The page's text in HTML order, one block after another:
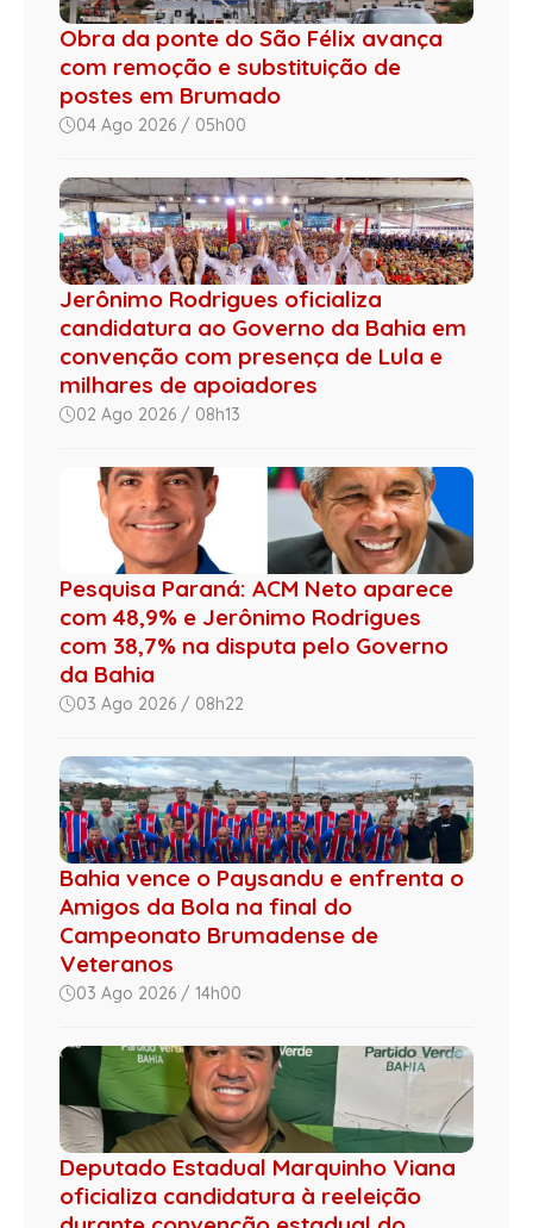
Obra da ponte do São Félix avança
com remoção e substituição de
postes em Brumado
04 Ago 2026 / 05h00
Jerônimo Rodrigues oficializa
candidatura ao Governo da Bahia em
convenção com presença de Lula e
milhares de apoiadores
02 Ago 2026 / 08h13
Pesquisa Paraná: ACM Neto aparece
com 48,9% e Jerônimo Rodrigues
com 38,7% na disputa pelo Governo
da Bahia
03 Ago 2026 / 08h22
Bahia vence o Paysandu e enfrenta o
Amigos da Bola na final do
Campeonato Brumadense de
Veteranos
03 Ago 2026 / 14h00
Deputado Estadual Marquinho Viana
oficializa candidatura à reeleição